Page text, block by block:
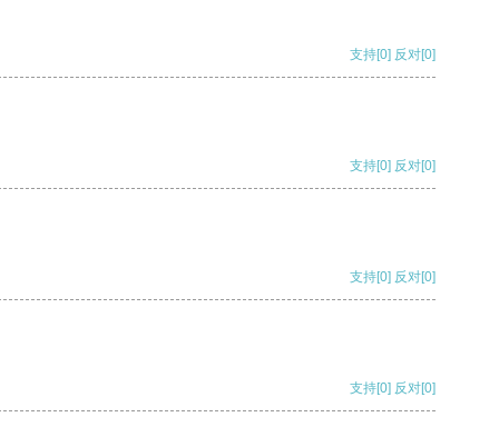
支持[0] 反对[0]
支持[0] 反对[0]
支持[0] 反对[0]
支持[0] 反对[0]